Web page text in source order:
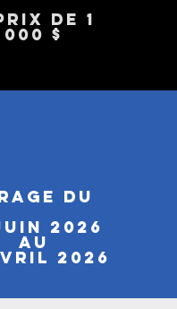
de 1
000 $
du
2026
au
2026